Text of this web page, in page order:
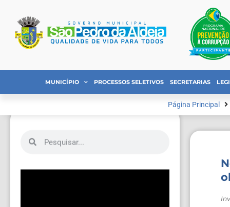
MUNICÍPIO PROCESSOS SELETIVOS SECRETARIAS
Página Principal